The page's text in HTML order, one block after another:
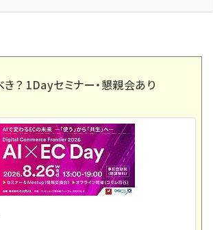
？ 1Dayセミナー・懇親会あり